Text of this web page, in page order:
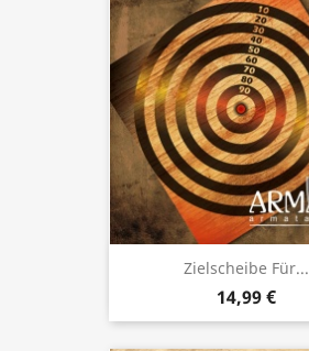
Zielscheibe Für...
14,99 €